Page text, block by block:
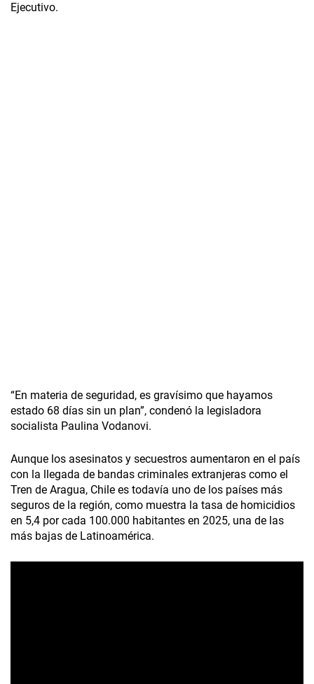
Ejecutivo.
“En materia de seguridad, es gravísimo que hayamos
estado 68 días sin un plan”, condenó la legisladora
socialista Paulina Vodanovi.
Aunque los asesinatos y secuestros aumentaron en el país
con la llegada de bandas criminales extranjeras como el
Tren de Aragua, Chile es todavía uno de los países más
seguros de la región, como muestra la tasa de homicidios
en 5,4 por cada 100.000 habitantes en 2025, una de las
más bajas de Latinoamérica.